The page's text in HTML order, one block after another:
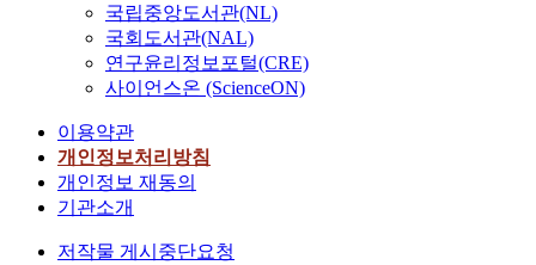
국립중앙도서관(NL)
국회도서관(NAL)
연구윤리정보포털(CRE)
사이언스온 (ScienceON)
이용약관
개인정보처리방침
개인정보 재동의
기관소개
저작물 게시중단요청